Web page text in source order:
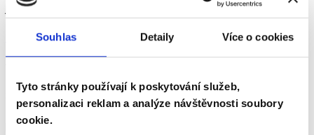
Souhlas Detaily Více o cookies
Tyto stránky používají k poskytování služeb,
personalizaci reklam a analýze návštěvnosti soubory
cookie.
jen Ostrava
Podrobněji
365denní zvýhodněné jízdné
pro osoby do 65 let